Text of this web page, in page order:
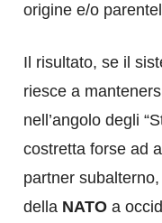
origine e/o
Il risultato, se il
riesce a
nell’angolo degli
costretta forse ad
partner
della NATO a